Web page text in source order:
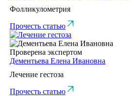
Фолликулометрия
Прочесть статью
Проверена экспертом
Дементьева Елена Ивановна
Лечение гестоза
Прочесть статью